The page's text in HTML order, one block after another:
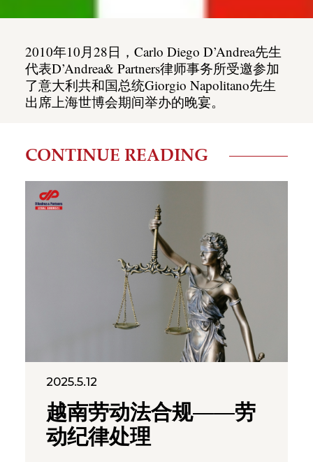
2010年10月28日，Carlo Diego D’Andrea先生
代表D’Andrea& Partners律师事务所受邀参加
了意大利共和国总统Giorgio Napolitano先生
出席上海世博会期间举办的晚宴。
CONTINUE READING
2025.5.12
越南劳动法合规——劳
动纪律处理